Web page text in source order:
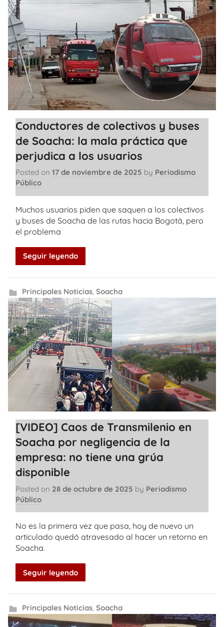
Conductores de colectivos y buses
de Soacha: la mala práctica que
perjudica a los usuarios
Posted on 17 de noviembre de 2025 by Periodismo
Público
Muchos usuarios piden que saquen a los colectivos
y buses de Soacha de las rutas hacia Bogotá, pero
el problema
Seguir leyendo
Principales Noticias, Soacha
[VIDEO] Caos de Transmilenio en
Soacha por negligencia de la
empresa: no tiene una grúa
disponible
Posted on 28 de octubre de 2025 by Periodismo
Público
No es la primera vez que pasa, hoy de nuevo un
articulado quedó atravesado al hacer un retorno en
Soacha.
Seguir leyendo
Principales Noticias, Soacha